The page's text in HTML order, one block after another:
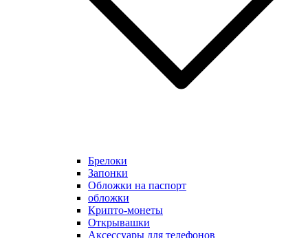
Брелоки
Запонки
Обложки на паспорт
обложки
Крипто-монеты
Открывашки
Аксессуары для телефонов